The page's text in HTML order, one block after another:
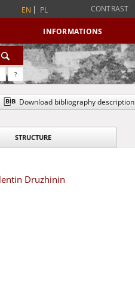
EN PL CONTRAST
INFORMATIONS
?
Download bibliography description
STRUCTURE
Druzhinin